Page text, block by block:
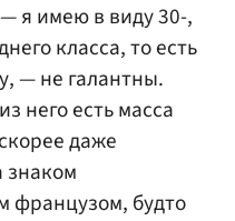
я имею в виду 30-,
класса, то есть
— не галантны.
него есть масса
даже
знаком
французом, будто